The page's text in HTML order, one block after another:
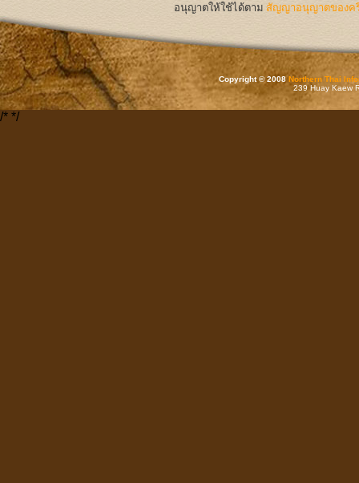
อนุญาตให้ใช้ได้ตาม สัญญาอนุญาตของค
Copyright © 2008Northern Thai
239 Huay Kaew
/* */